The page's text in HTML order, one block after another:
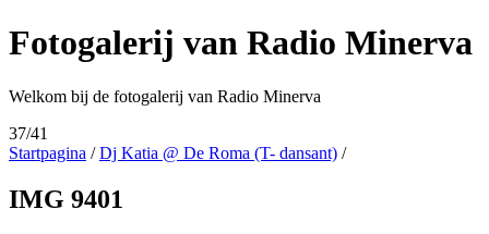
Fotogalerij van Radio Minerva
Welkom bij de fotogalerij van Radio Minerva
37/41
Startpagina /Dj Katia @ De Roma (T- dansant) /
IMG 9401